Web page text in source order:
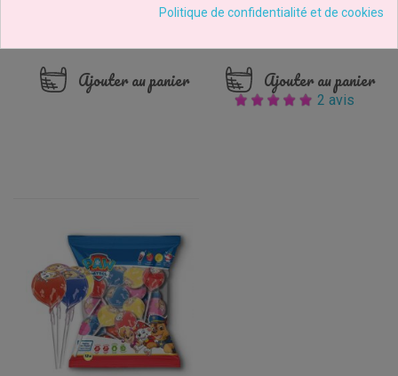
Ajouter au panier Ajouter au panier
2 avis
Politique de confidentialité et de cookies